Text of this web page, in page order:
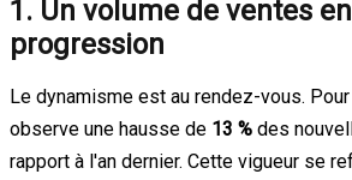
1. Un volume de ventes
progression
Le dynamisme est au rendez-vous.
observe une hausse de 13 % des
rapport à l'an dernier. Cette vigueur se